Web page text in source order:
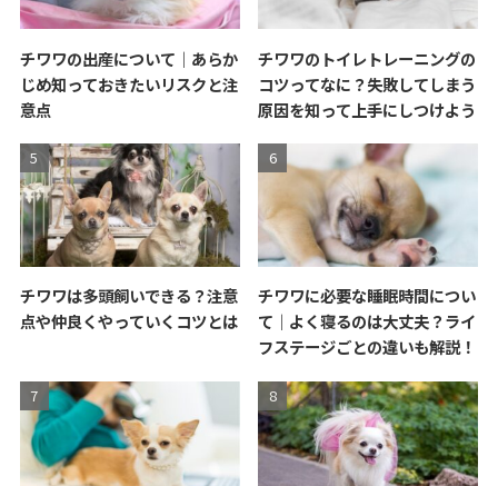
チワワの出産について｜あらか
じめ知っておきたいリスクと注
意点
チワワのトイレトレーニングの
コツってなに？失敗してしまう
原因を知って上手にしつけよう
チワワは多頭飼いできる？注意
点や仲良くやっていくコツとは
チワワに必要な睡眠時間につい
て｜よく寝るのは大丈夫？ライ
フステージごとの違いも解説！